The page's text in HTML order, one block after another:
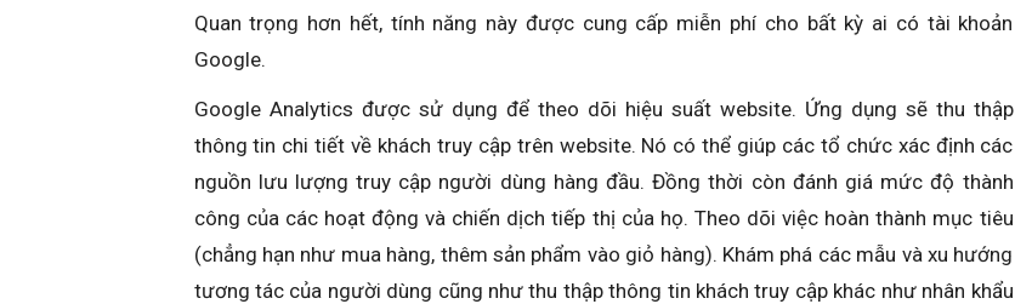
Quan trọng hơn hết, tính năng này được cung cấp miễn phí cho bất kỳ ai có tài khoản
Google.
Google Analytics được sử dụng để theo dõi hiệu suất website. Ứng dụng sẽ thu thập
thông tin chi tiết về khách truy cập trên website. Nó có thể giúp các tổ chức xác định các
nguồn lưu lượng truy cập người dùng hàng đầu. Đồng thời còn đánh giá mức độ thành
công của các hoạt động và chiến dịch tiếp thị của họ. Theo dõi việc hoàn thành mục tiêu
(chẳng hạn như mua hàng, thêm sản phẩm vào giỏ hàng). Khám phá các mẫu và xu hướng
tương tác của người dùng cũng như thu thập thông tin khách truy cập khác như nhân khẩu